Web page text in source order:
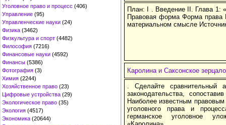
Уголовное право и процесс (406)
Управление (95)
Управленческие науки (24)
Физика (3462)
Физкультура и спорт (4482)
Философия (7216)
Финансовые науки (4592)
Финансы (5386)
Фотография (3)
Химия (2244)
Хозяйственное право (23)
Цифровые устройства (29)
Экологическое право (35)
Экология (4517)
Экономика (20644)
План: I . Введение II. Глава 1:
Правовая форма Форма права
материальном смысле
Каролина и Саксонское зерцало
. Сделайте сравнительный
законодательства,
Наиболее известным
уголовного права и
германское уголовное